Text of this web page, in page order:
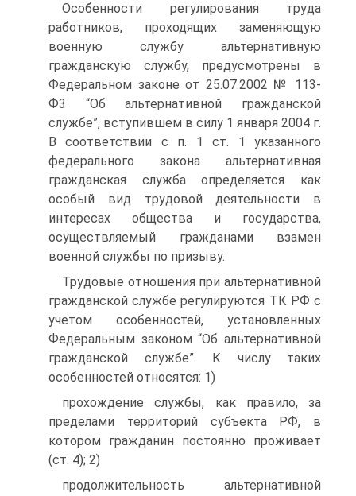
Особенности регулирования труда
работников, проходящих заменяющую
военную службу альтернативную
гражданскую службу, предусмотрены в
Федеральном законе от 25.07.2002 № 113-
Ф3 “Об альтернативной гражданской
службе”, вступившем в силу 1 января 2004 г.
В соответствии с п. 1 ст. 1 указанного
федерального закона альтернативная
гражданская служба определяется как
особый вид трудовой деятельности в
интересах общества и государства,
осуществляемый гражданами взамен
военной службы по призыву.
Трудовые отношения при альтернативной
гражданской службе регулируются ТК РФ с
учетом особенностей, установленных
Федеральным законом “Об альтернативной
гражданской службе”. К числу таких
особенностей относятся: 1)
прохождение службы, как правило, за
пределами территорий субъекта РФ, в
котором гражданин постоянно проживает
(ст. 4); 2)
продолжительность альтернативной